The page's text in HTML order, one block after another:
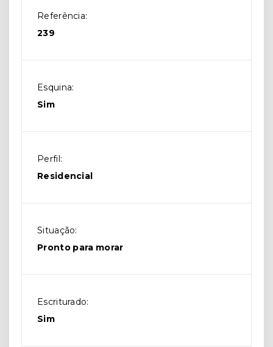
Referência:
239
Esquina:
Sim
Perfil:
Residencial
Situação:
Pronto para morar
Escriturado:
Sim